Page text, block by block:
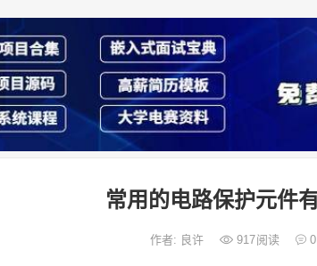
常用的电路保护元件
作者: 良许 917阅读 0